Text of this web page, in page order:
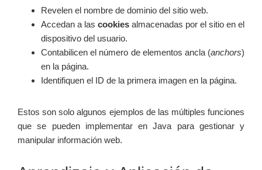
Revelen el nombre de dominio del sitio web.
Accedan a las cookies almacenadas por el sitio en el
dispositivo del usuario.
Contabilicen el número de elementos ancla (anchors)
en la página.
Identifiquen el ID de la primera imagen en la página.
Estos son solo algunos ejemplos de las múltiples funciones
que se pueden implementar en Java para gestionar y
manipular información web.